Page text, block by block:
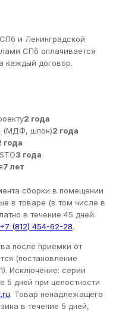
и Ленинградской
СПб оплачивается
каждый договор.
2 года
(МДФ, шпон)2 года
года
3 года
7 лет
сборки в помещении
в товаре (в том числе в
в течение 45 дней.
+7 (812) 454-62-28.
после приёмки от
(постановление
Исключение: серии
5 дней при целостности
. Товар ненадлежащего
в течение 5 дней,